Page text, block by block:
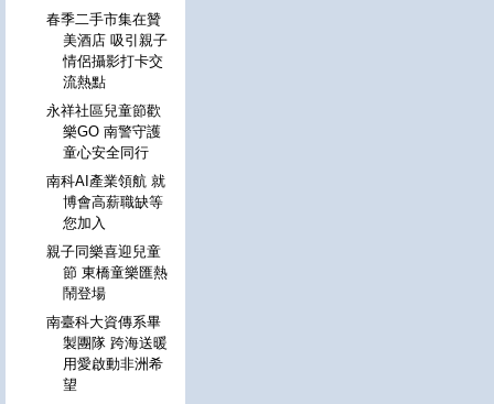
春季二手市集在贊
美酒店 吸引親子
情侶攝影打卡交
流熱點
永祥社區兒童節歡
樂GO 南警守護
童心安全同行
南科AI產業領航 就
博會高薪職缺等
您加入
親子同樂喜迎兒童
節 東橋童樂匯熱
鬧登場
南臺科大資傳系畢
製團隊 跨海送暖
用愛啟動非洲希
望